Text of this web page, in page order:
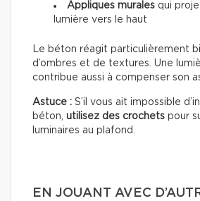
Appliques murales qui
lumière vers le haut
Le béton réagit particulièrement
d’ombres et de textures. Une
contribue aussi à compenser son
Astuce : S’il vous ait impossible
béton, utilisez des crochets pour
luminaires au plafond.
EN JOUANT AVEC